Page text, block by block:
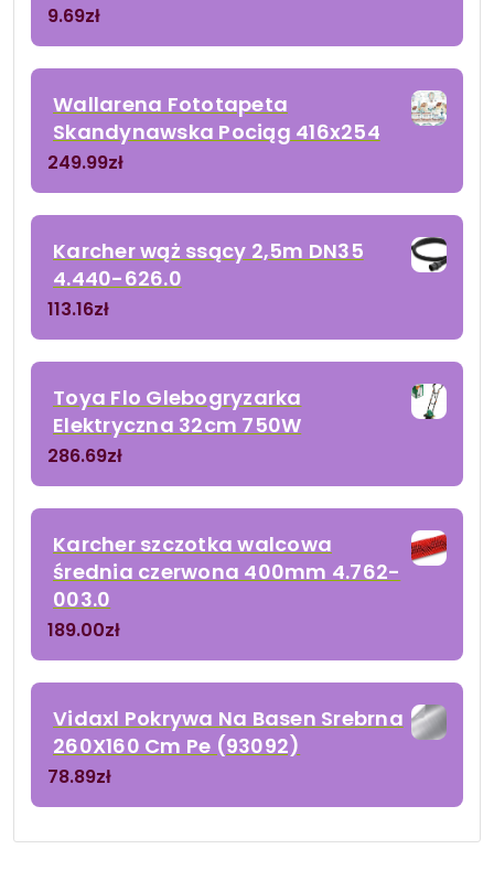
9.69zł
Wallarena Fototapeta
Skandynawska Pociąg 416x254
249.99zł
Karcher wąż ssący 2,5m DN35
4.440-626.0
113.16zł
Toya Flo Glebogryzarka
Elektryczna 32cm 750W
286.69zł
Karcher szczotka walcowa
średnia czerwona 400mm 4.762-
003.0
189.00zł
Vidaxl Pokrywa Na Basen Srebrna
260X160 Cm Pe (93092)
78.89zł